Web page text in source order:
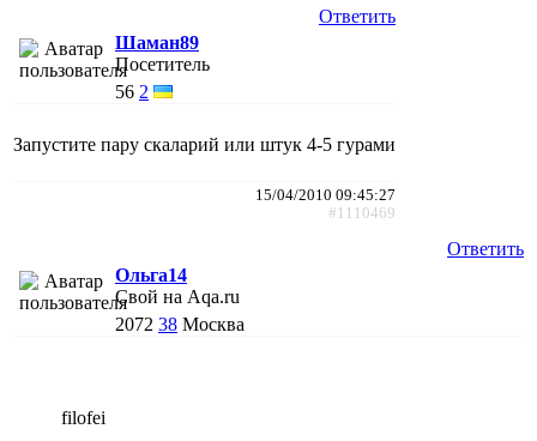
Ответить
Шаман89
Посетитель
56 2
Запустите пару скаларий или штук 4-5 гурами
15/04/2010 09:45:27
#1110469
Ответить
Ольга14
Свой на Aqa.ru
2072 38 Москва
filofei